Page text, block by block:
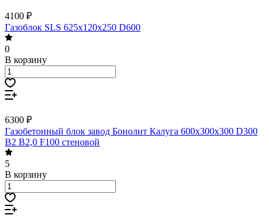
4100 ₽
Газоблок SLS 625х120х250 D600
0
В корзину
6300 ₽
Газобетонный блок завод Бонолит Калуга 600х300х300 D300
B2 B2,0 F100 стеновой
5
В корзину